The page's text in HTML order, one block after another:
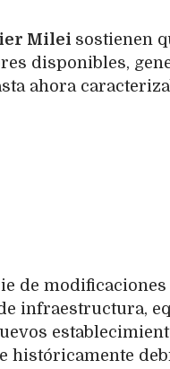
Milei sostienen
disponibles,
ahora
de
infraestructura,
históricamente